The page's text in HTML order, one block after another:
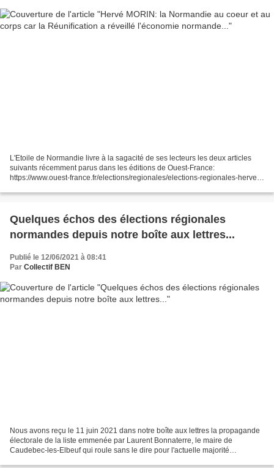
L'Etoile de Normandie livre à la sagacité de ses lecteurs les deux articles
suivants récemment parus dans les éditions de Ouest-France:
https://www.ouest-france.fr/elections/regionales/elections-regionales-herve-
70abdfa83133...
Quelques échos des élections régionales
normandes depuis notre boîte aux lettres...
Publié le 12/06/2021 à 08:41
Par Collectif BEN
Nous avons reçu le 11 juin 2021 dans notre boîte aux lettres la propagande
électorale de la liste emmenée par Laurent Bonnaterre, le maire de
Caudebec-les-Elbeuf qui roule sans le dire pour l'actuelle majorité